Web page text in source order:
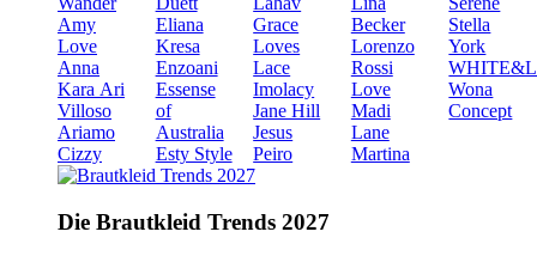
Amy
Love
Anna
Kara Ari
Villoso
Ariamo
Cizzy
Eliana
Kresa
Enzoani
Essense
of
Australia
Esty Style
Grace
Loves
Lace
Imolacy
Jane Hill
Jesus
Peiro
Becker
Lorenzo
Rossi
Love
Madi
Lane
Martina
Stella
York
Wona
Concept
Die Brautkleid Trends 2027